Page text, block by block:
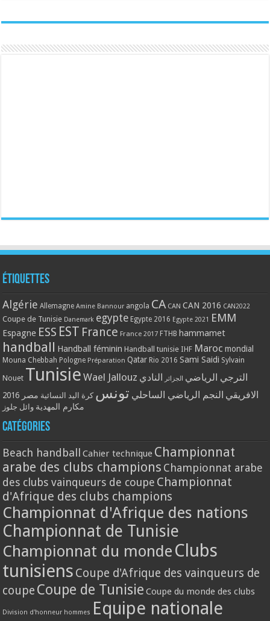
Étiquettes
Algérie Allemagne Amine Bannour angola CA CAN CAN 2016 CAN2022
Coupe de Tunisie Danemark egypte Egypte 2016 Egypte 2021 EMM
Espagne ESS EST France France 2017 FTHB hammamet
handball Handball féminin Handball tunisie IHF Maroc mondial
Mouna Chebbah Pologne Préparation Qatar Rio 2016 Sami Saidi Sylvain
Nouet Tunisie Wael Jallouz الترجي الرياضي الجزائر النادي
الافريقي النجم الرياضي الساحلي تونس كرة اليد النسائية مصر 2016
مكارم المهدية وائل جلوز
Catégories
Beach handball Cahier technique Championnat
arabe des clubs champions Championnat arabe
des clubs vainqueurs de coupe Championnat
d'Afrique des clubs champions
Championnat d'Afrique des nations
Championnat de Tunisie
Championnat du monde Clubs
tunisiens Coupe d'Afrique des vainqueurs de
coupe Coupe de Tunisie Coupe du monde des clubs
Division d'honneur hommes Equipe nationale